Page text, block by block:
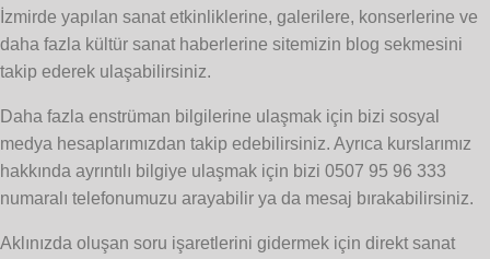
İzmirde yapılan sanat etkinliklerine, galerilere, konserlerine ve
daha fazla kültür sanat haberlerine sitemizin blog sekmesini
takip ederek ulaşabilirsiniz.
Daha fazla enstrüman bilgilerine ulaşmak için bizi sosyal
medya hesaplarımızdan takip edebilirsiniz. Ayrıca kurslarımız
hakkında ayrıntılı bilgiye ulaşmak için bizi 0507 95 96 333
numaralı telefonumuzu arayabilir ya da mesaj bırakabilirsiniz.
Aklınızda oluşan soru işaretlerini gidermek için direkt sanat